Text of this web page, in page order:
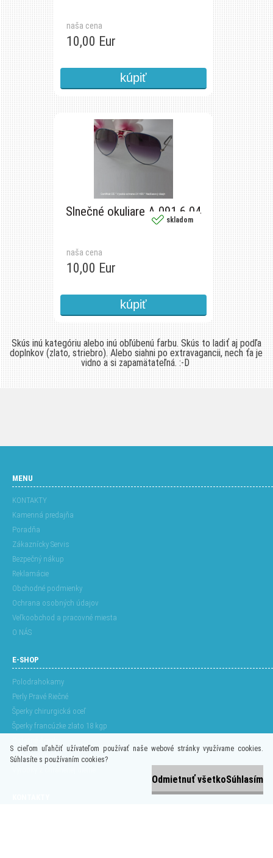
S cieľom uľahčiť užívateľom používať naše webové stránky využívame cookies.
Súhlasíte s používaním cookies?
Odmietnuť všetkoSúhlasím
naša cena
10,00 Eur
Slnečné okuliare A 091 6 04
naša cena
10,00 Eur
skladom
Skús inú kategóriu alebo inú obľúbenú farbu. Skús to ladiť aj podľa
doplnkov (zlato, striebro). Alebo siahni po extravagancii, nech ťa je
vidno a si zapamätateľná. :-D
MENU
KONTAKTY
Kamenná predajňa
Poradňa
Zákaznícky Servis
Bezpečný nákup
Reklamácie
Obchodné podmienky
Ochrana osobných údajov
Veľkoobchod a pracovné miesta
O NÁS
E-SHOP
Polodrahokamy
Perly Pravé Riečné
Šperky chirurgická oceľ
Šperky francúzke zlato 18 kgp
Módne doplnky